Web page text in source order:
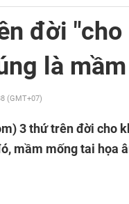
đời
là
(GMT+07)
3 thứ trên đời cho
mầm mống tai họa